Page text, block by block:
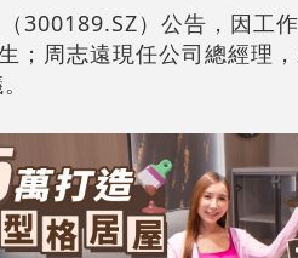
300189.SZ）公告，因工
；周志遠現任公司總經理